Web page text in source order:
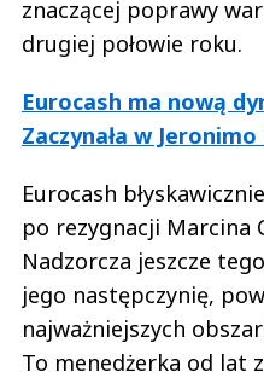
znaczącej poprawy
drugiej połowie roku.
Eurocash ma nową
Zaczynała w
Eurocash
po rezygnacji Marcina
Nadzorcza jeszcze
jego następczynię,
najważniejszych
To menedżerka od lat